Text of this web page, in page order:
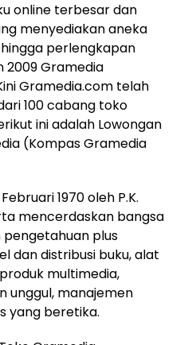
online terbesar dan
menyediakan aneka
perlengkapan
2009 Gramedia
Gramedia.com telah
100 cabang toko
ini adalah Lowongan
(Kompas Gramedia
1970 oleh P.K.
mencerdaskan bangsa
plus
dan distribusi buku, alat
multimedia,
unggul, manajemen
yang beretika.